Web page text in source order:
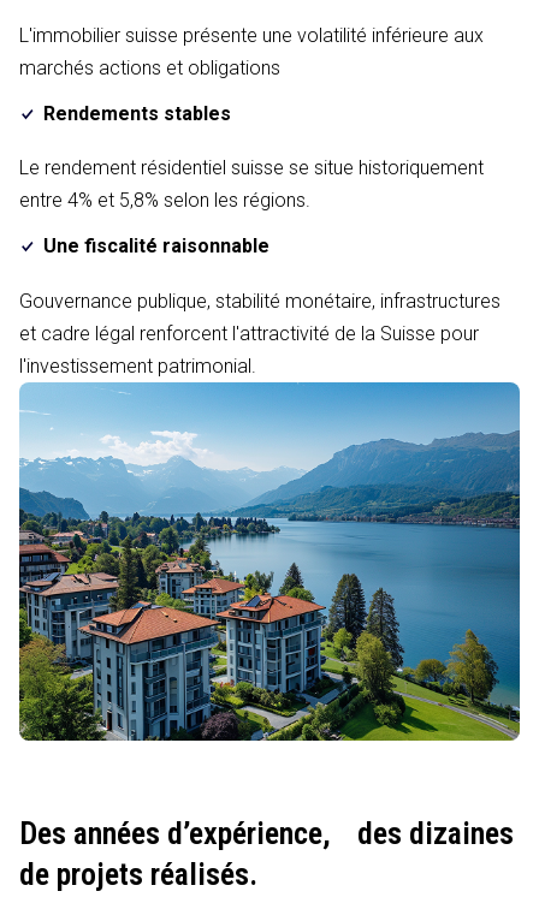
L'immobilier suisse présente une volatilité inférieure aux
marchés actions et obligations
Rendements stables
Le rendement résidentiel suisse se situe historiquement
entre 4% et 5,8% selon les régions.
Une fiscalité raisonnable
Gouvernance publique, stabilité monétaire, infrastructures
et cadre légal renforcent l'attractivité de la Suisse pour
l'investissement patrimonial.
Des années d’expérience,
des dizaines
de projets réalisés.